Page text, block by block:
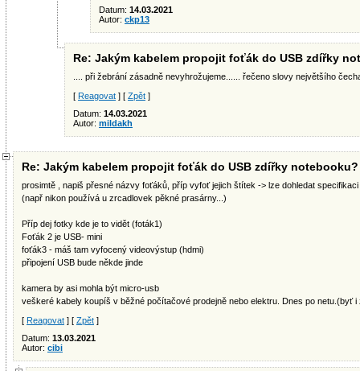
Datum: 14.03.2021
Autor: ckp13
Re: Jakým kabelem propojit foťák do USB zdířky
.... při žebrání zásadně nevyhrožujeme...... řečeno slovy největšího
[ Reagovat ] [ Zpět ]
Datum: 14.03.2021
Autor: mildakh
Re: Jakým kabelem propojit foťák do USB zdířky notebooku?
prosimtě , napiš přesné názvy foťáků, příp vyfoť jejich štítek -> lze dohledat
(např nikon používá u zrcadlovek pěkné prasárny...)
Příp dej fotky kde je to vidět (foták1)
Foťák 2 je USB- mini
foťák3 - máš tam vyfocený videovýstup (hdmi)
připojení USB bude někde jinde
kamera by asi mohla být micro-usb
veškeré kabely koupíš v běžné počítačové prodejně nebo elektru. Dnes po netu.(byť i
[ Reagovat ] [ Zpět ]
Datum: 13.03.2021
Autor: cibi